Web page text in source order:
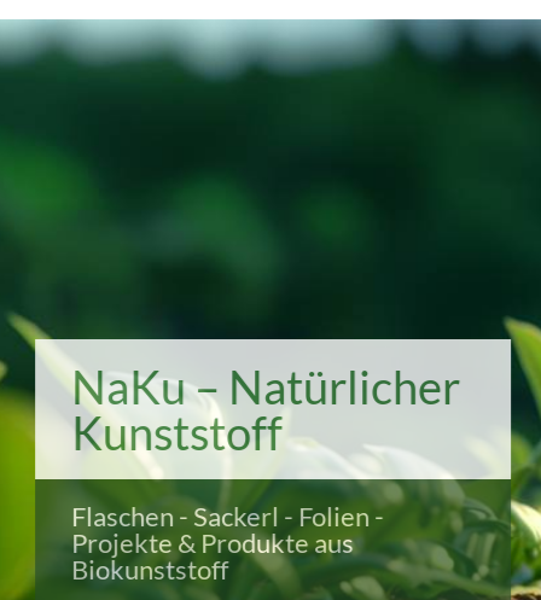
NaKu – Natürlicher
Kunststoff
Flaschen - Sackerl - Folien -
Projekte & Produkte aus
Biokunststoff